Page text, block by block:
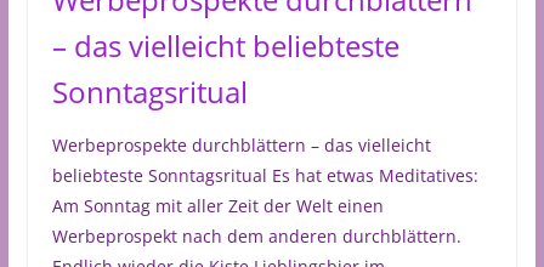
– das vielleicht beliebteste
Sonntagsritual
Werbeprospekte durchblättern – das vielleicht
beliebteste Sonntagsritual Es hat etwas Meditatives:
Am Sonntag mit aller Zeit der Welt einen
Werbeprospekt nach dem anderen durchblättern.